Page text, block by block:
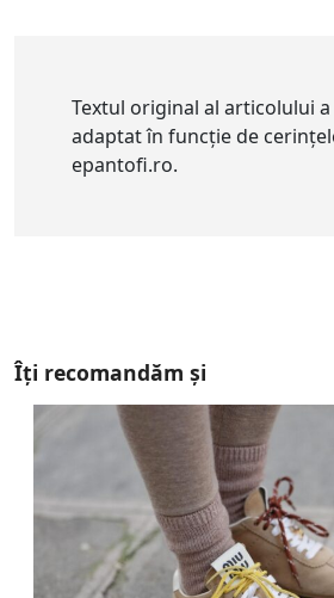
Textul original al articolului
adaptat în funcție de
epantofi.ro.
Îți recomandăm și